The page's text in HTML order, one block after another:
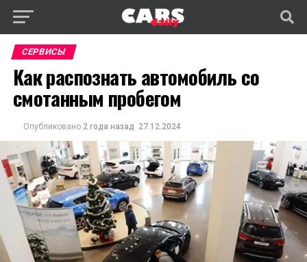
СЕРВИСЫ
Как распознать автомобиль со
смотанным пробегом
Опубликовано 2 года назад 27.12.2024